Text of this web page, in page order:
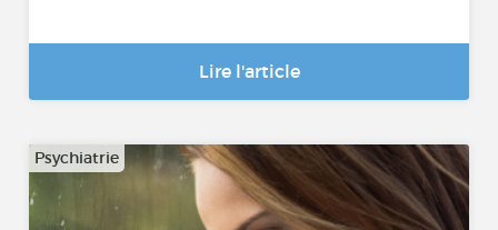
Lire l'article
Psychiatrie